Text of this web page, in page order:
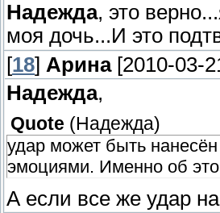
Надежда, это
моя дочь...И это
[18] Арина[2010-03-
Надежда,
Quote (Надежда)
удар может быть
эмоциями. Именно об
А если все же удар